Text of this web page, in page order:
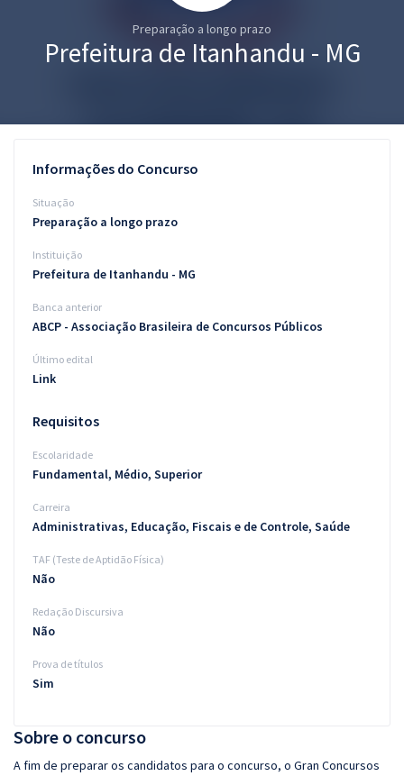
Graduação
Questões grátis
Blog
Aprovados
Atendimento
Preparação a longo prazo
Prefeitura de Itanhandu - MG
Sobre o concurso
A fim de preparar os candidatos para o concurso, o Gran Concursos
Informações do Concurso
Situação
Preparação a longo prazo
Instituição
Prefeitura de Itanhandu - MG
Banca anterior
ABCP - Associação Brasileira de Concursos Públicos
Último edital
Link
Requisitos
Escolaridade
Fundamental, Médio, Superior
Carreira
Administrativas, Educação, Fiscais e de Controle, Saúde
TAF (Teste de Aptidão Física)
Não
Redação Discursiva
Não
Prova de títulos
Sim